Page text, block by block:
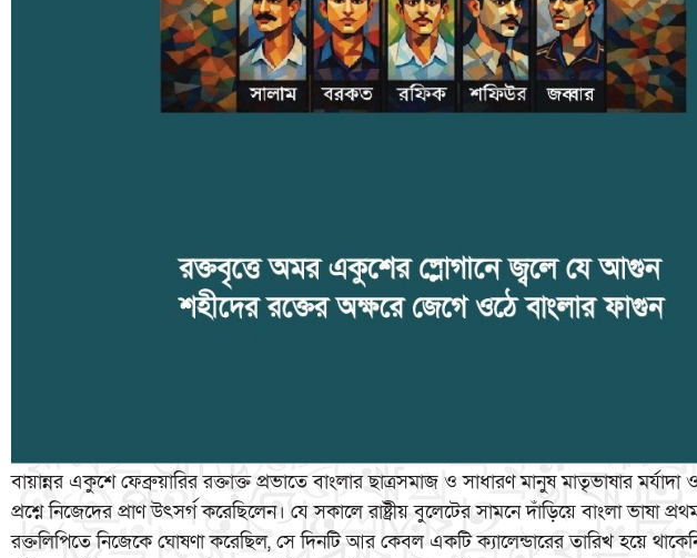
বায়ান্নর একুশে ফেব্রুয়ারির রক্তাক্ত প্রভাতে বাংলার ছাত্রসমাজ ও সাধারণ মানুষ মাতৃভাষার মর্যাদা
প্রশ্নে নিজেদের প্রাণ উৎসর্গ করেছিলেন। যে সকালে রাষ্ট্রীয় বুলেটের সামনে দাঁড়িয়ে বাংলা ভাষা
রক্তলিপিতে নিজেকে ঘোষণা করেছিল, সে দিনটি আর কেবল একটি ক্যালেন্ডারের তারিখ হয়ে